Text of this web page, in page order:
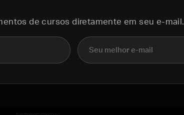
de cursos diretamente em seu e-mail.
E-mail